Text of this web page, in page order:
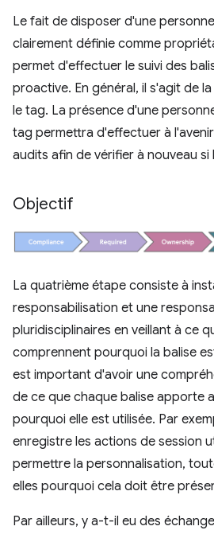
Le fait de disposer d'une
clairement définie comme
permet d'effectuer le suivi des
proactive. En général, il s'agit de
le tag. La présence d'une
tag permettra d'effectuer à
audits afin de vérifier à nouveau si
Objectif
La quatrième étape consiste à
responsabilisation et une
pluridisciplinaires en veillant à ce
comprennent pourquoi la balise
est important d'avoir une
de ce que chaque balise apporte
pourquoi elle est utilisée. Par
enregistre les actions de session
permettre la personnalisation,
elles pourquoi cela doit être
Par ailleurs, y a-t-il eu des